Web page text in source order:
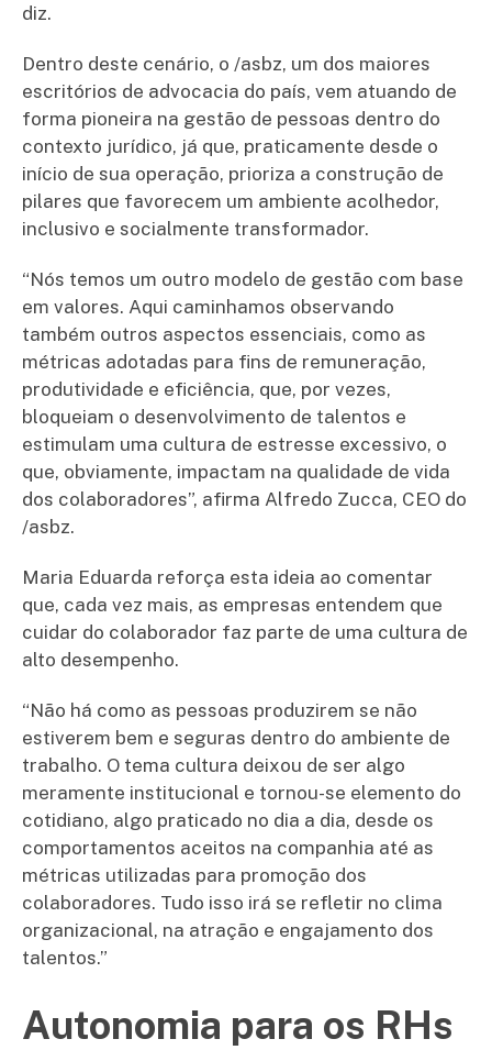
diz.
Dentro deste cenário, o /asbz, um dos maiores
escritórios de advocacia do país, vem atuando de
forma pioneira na gestão de pessoas dentro do
contexto jurídico, já que, praticamente desde o
início de sua operação, prioriza a construção de
pilares que favorecem um ambiente acolhedor,
inclusivo e socialmente transformador.
“Nós temos um outro modelo de gestão com base
em valores. Aqui caminhamos observando
também outros aspectos essenciais, como as
métricas adotadas para fins de remuneração,
produtividade e eficiência, que, por vezes,
bloqueiam o desenvolvimento de talentos e
estimulam uma cultura de estresse excessivo, o
que, obviamente, impactam na qualidade de vida
dos colaboradores”, afirma Alfredo Zucca, CEO do
/asbz.
Maria Eduarda reforça esta ideia ao comentar
que, cada vez mais, as empresas entendem que
cuidar do colaborador faz parte de uma cultura de
alto desempenho.
“Não há como as pessoas produzirem se não
estiverem bem e seguras dentro do ambiente de
trabalho. O tema cultura deixou de ser algo
meramente institucional e tornou-se elemento do
cotidiano, algo praticado no dia a dia, desde os
comportamentos aceitos na companhia até as
métricas utilizadas para promoção dos
colaboradores. Tudo isso irá se refletir no clima
organizacional, na atração e engajamento dos
talentos.”
Autonomia para os RHs